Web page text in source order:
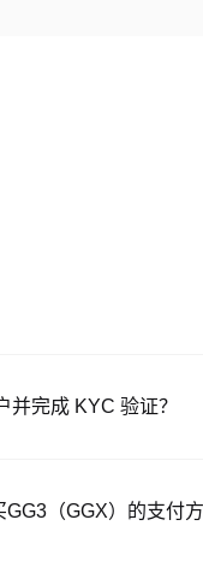
并完成 KYC 验证？
（GGX）的支付方